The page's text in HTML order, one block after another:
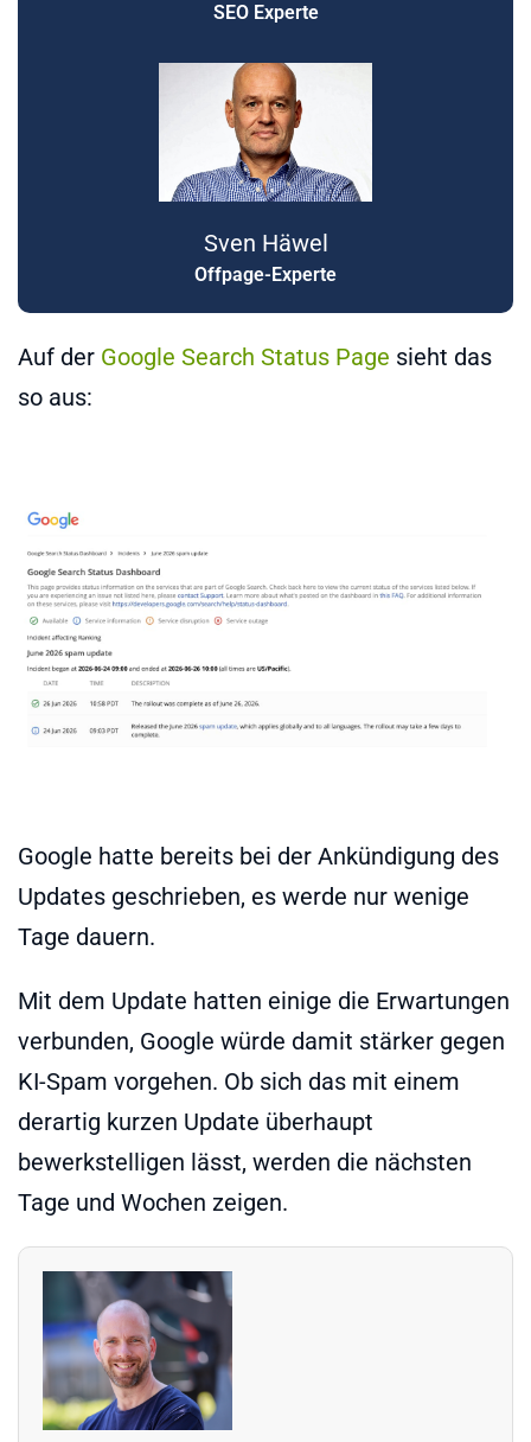
SEO Experte
Sven Häwel
Offpage-Experte
Auf der Google Search Status Page sieht das
so aus:
Google hatte bereits bei der Ankündigung des
Updates geschrieben, es werde nur wenige
Tage dauern.
Mit dem Update hatten einige die Erwartungen
verbunden, Google würde damit stärker gegen
KI-Spam vorgehen. Ob sich das mit einem
derartig kurzen Update überhaupt
bewerkstelligen lässt, werden die nächsten
Tage und Wochen zeigen.